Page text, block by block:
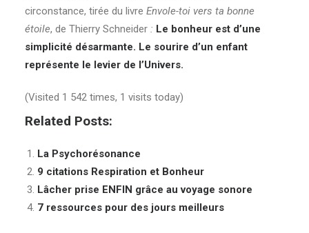
circonstance, tirée du livre Envole-toi vers ta bonne
étoile, de Thierry Schneider : Le bonheur est d’une
simplicité désarmante. Le sourire d’un enfant
représente le levier de l’Univers.
(Visited 1 542 times, 1 visits today)
Related Posts:
La Psychorésonance
9 citations Respiration et Bonheur
Lâcher prise ENFIN grâce au voyage sonore
7 ressources pour des jours meilleurs